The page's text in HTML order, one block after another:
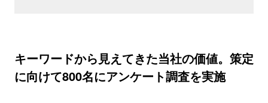
キーワードから見えてきた当社の価値。策定
に向けて800名にアンケート調査を実施